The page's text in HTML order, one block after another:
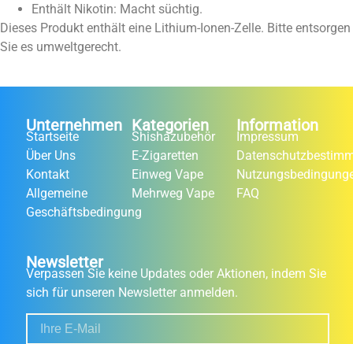
Enthält Nikotin: Macht süchtig.
Dieses Produkt enthält eine Lithium-Ionen-Zelle. Bitte entsorgen
Sie es umweltgerecht.
Unternehmen
Startseite
Über Uns
Kontakt
Allgemeine
Geschäftsbedingung
Kategorien
Shishazubehör
E-Zigaretten
Einweg Vape
Mehrweg Vape
Information
Impressum
FAQ
Newsletter
Verpassen Sie keine Updates oder Aktionen, indem Sie
sich für unseren Newsletter anmelden.